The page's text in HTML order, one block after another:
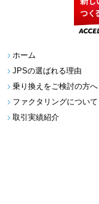
ホーム
JPSの選ばれる理由
乗り換えをご検討の方へ
ファクタリングについて
取引実績紹介